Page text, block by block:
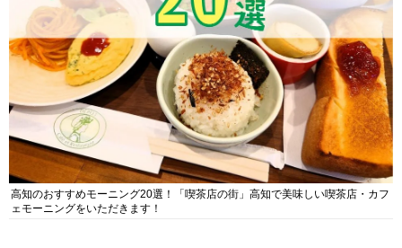
高知のおすすめモーニング20選！「喫茶店の街」高知で美味しい喫茶店・カフ
ェモーニングをいただきます！